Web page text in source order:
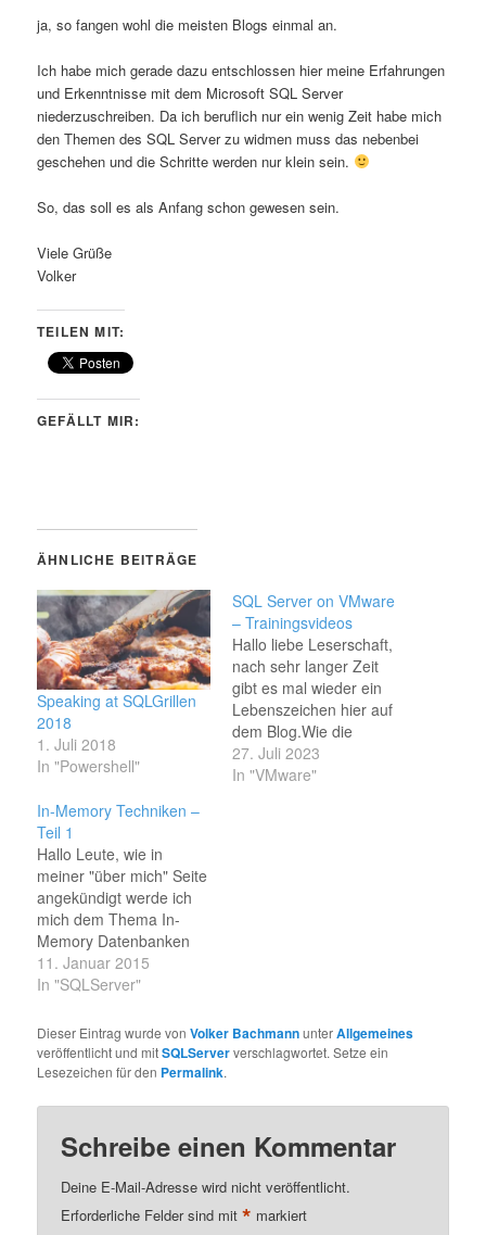
ja, so fangen wohl die meisten Blogs einmal an.
Ich habe mich gerade dazu entschlossen hier meine Erfahrungen
und Erkenntnisse mit dem Microsoft SQL Server
niederzuschreiben. Da ich beruflich nur ein wenig Zeit habe mich
den Themen des SQL Server zu widmen muss das nebenbei
geschehen und die Schritte werden nur klein sein.
So, das soll es als Anfang schon gewesen sein.
Viele Grüße
Volker
TEILEN MIT:
GEFÄLLT MIR:
ÄHNLICHE BEITRÄGE
Speaking at SQLGrillen
2018
1. Juli 2018
In "Powershell"
SQL Server on VMware
– Trainingsvideos
Hallo liebe Leserschaft,
nach sehr langer Zeit
gibt es mal wieder ein
Lebenszeichen hier auf
dem Blog.Wie die
meisten bestimmt
mitbekommen haben,
27. Juli 2023
In "VMware"
In-Memory Techniken –
Teil 1
Hallo Leute, wie in
meiner "über mich" Seite
angekündigt werde ich
mich dem Thema In-
Memory Datenbanken
des SQL Server 2014
widmen. Die
Beschleunigung, die ein
Insert Statement durch
In-Memory Techniken
dem Lesen eines Artikels
von Pinal Dave
ausprobiert. Das ist
11. Januar 2015
In "SQLServer"
Dieser Eintrag wurde vonVolker BachmannunterAllgemeines
veröffentlicht und mitSQLSerververschlagwortet. Setze ein
Lesezeichen für den Permalink.
Schreibe einen Kommentar
Deine E-Mail-Adresse wird nicht veröffentlicht.
Erforderliche Felder sind mit* markiert